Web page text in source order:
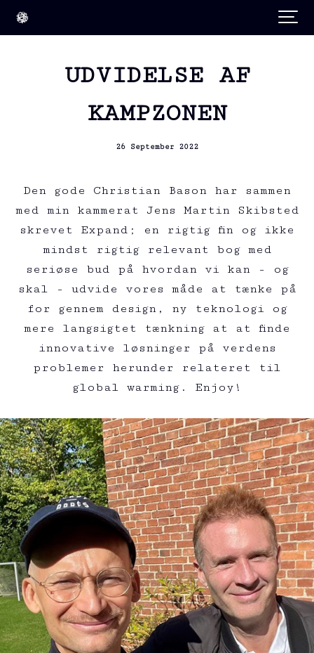
UDVIDELSE AF
KAMPZONEN
26 September 2022
Den gode Christian Bason har sammen
med min kammerat Jens Martin Skibsted
skrevet Expand; en rigtig fin og ikke
mindst rigtig relevant bog med
seriøse bud på hvordan vi kan - og
skal - udvide vores måde at tænke på
for gennem design, ny teknologi og
mere langsigtet tænkning at at finde
innovative løsninger på verdens
problemer herunder relateret til
global warming. Enjoy!